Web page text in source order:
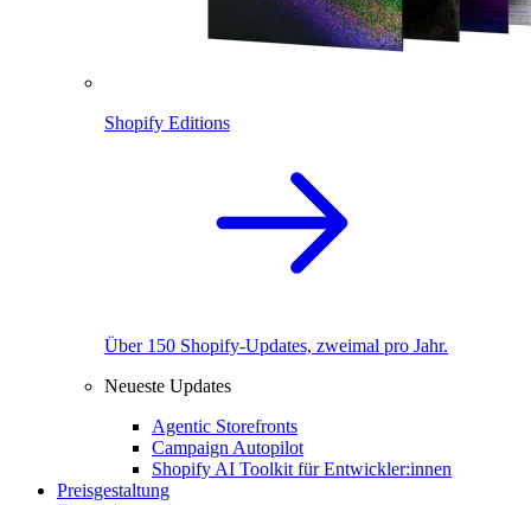
Shopify Editions
Über 150 Shopify-Updates, zweimal pro Jahr.
Neueste Updates
Agentic Storefronts
Campaign Autopilot
Shopify AI Toolkit für Entwickler:innen
Preisgestaltung